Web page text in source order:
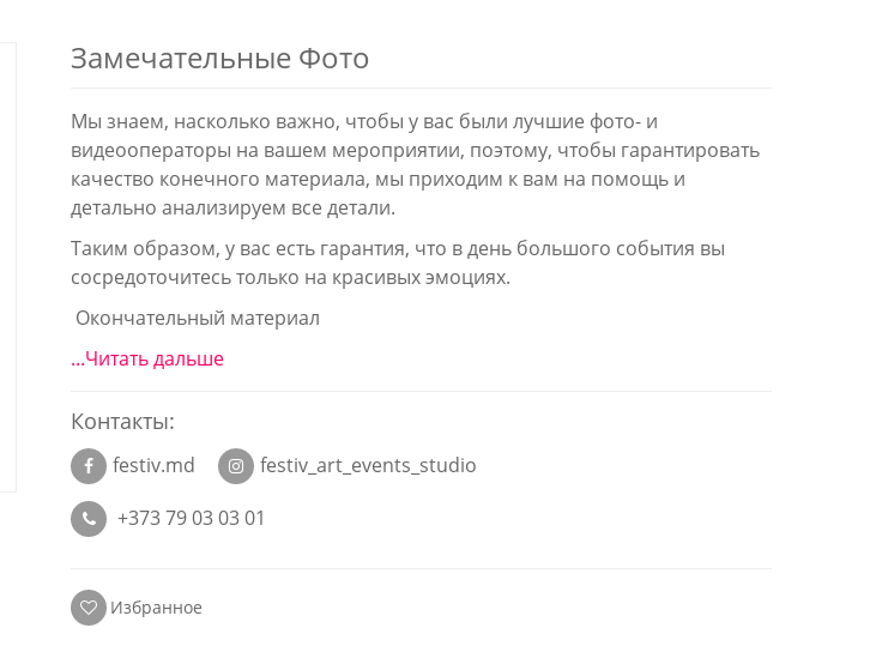
Замечательные Фото
Мы знаем, насколько важно, чтобы у вас были лучшие фото- и
видеооператоры на вашем мероприятии, поэтому, чтобы гарантировать
качество конечного материала, мы приходим к вам на помощь и
детально анализируем все детали.
Таким образом, у вас есть гарантия, что в день большого события вы
сосредоточитесь только на красивых эмоциях.
Окончательный материал
...Читать дальше
Контакты:
festiv.md
festiv_art_events_studio
+373 79 03 03 01
Избранное